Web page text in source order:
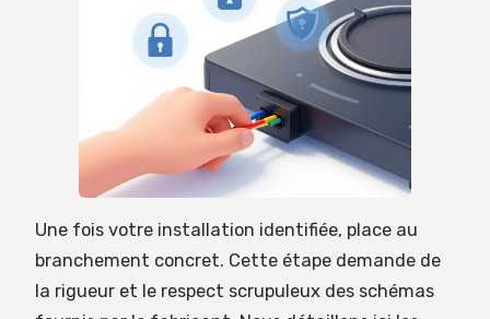
Une fois votre installation identifiée, place au
branchement concret. Cette étape demande de
la rigueur et le respect scrupuleux des schémas